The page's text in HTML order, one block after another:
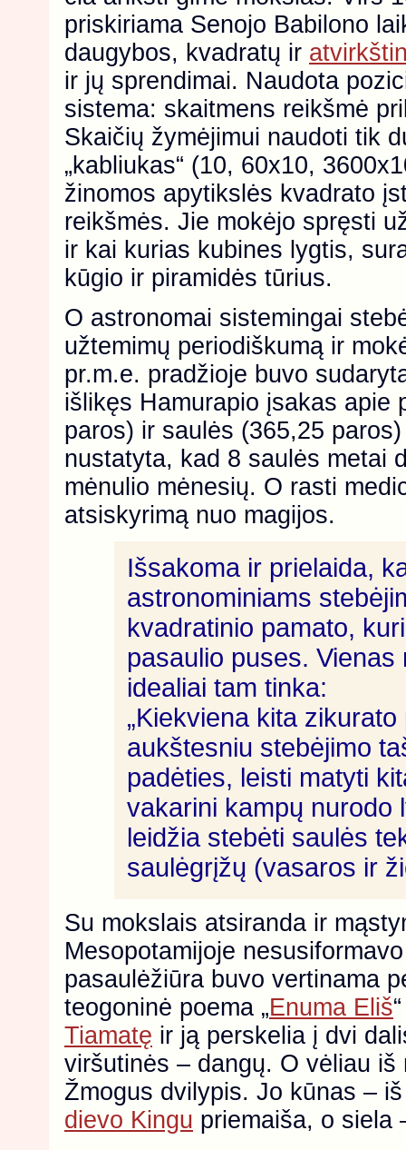
priskiriama Senojo Babilono
daugybos, kvadratų ir
ir jų sprendimai. Naudota
sistema: skaitmens reikšmė
Skaičių žymėjimui naudoti tik
„kabliukas“ (10, 60x10,
žinomos apytikslės kvadrato
reikšmės. Jie mokėjo spręsti
ir kai kurias kubines lygtis,
kūgio ir piramidės tūrius.
O astronomai sistemingai
užtemimų periodiškumą ir
pr.m.e. pradžioje buvo
išlikęs Hamurapio įsakas apie
paros) ir saulės (365,25
nustatyta, kad 8 saulės metai
mėnulio mėnesių. O rasti
atsiskyrimą nuo magijos.
Išsakoma ir prielaida,
astronominiams
kvadratinio pamato,
pasaulio puses.
idealiai tam tinka:
„Kiekviena kita
aukštesniu stebėjimo
padėties, leisti matyti
vakarini kampų nurodo
leidžia stebėti saulės
saulėgrįžų (vasaros ir
Su mokslais atsiranda ir
Mesopotamijoje
pasaulėžiūra buvo vertinama
teogoninė poema „Enuma Eliš
Tiamatę ir ją perskelia į dvi
viršutinės – dangų. O vėliau
Žmogus dvilypis. Jo kūnas –
dievo Kingu priemaiša, o siela